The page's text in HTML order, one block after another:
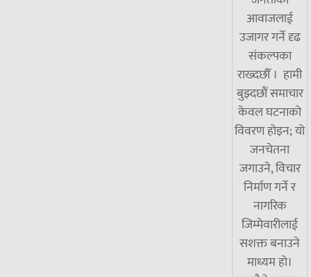
आवाजलाई
उजागर गर्ने दृढ
संकल्पका
राख्दछौँ । हामी
बुझ्दछौं समाचार
केवल घटनाको
विवरण होइन; यो
जनचेतना
जगाउने, विचार
निर्माण गर्ने र
नागरिक
जिम्मेवारीलाई
सशक्त बनाउने
माध्यम हो।